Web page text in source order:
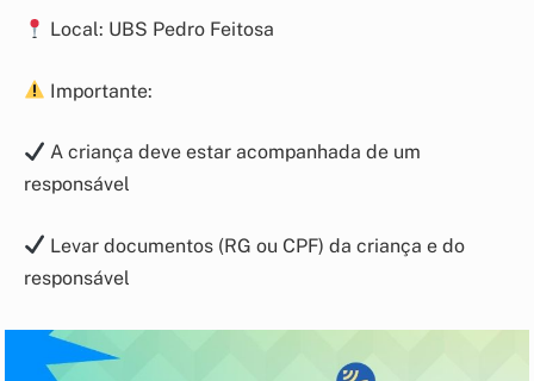
Local: UBS Pedro Feitosa
Importante:
A criança deve estar acompanhada de um
responsável
Levar documentos (RG ou CPF) da criança e do
responsável